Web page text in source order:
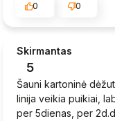
0
0
Skirmantas
5
Šauni kartoninė
linija veikia puikiai,
per 5dienas, per